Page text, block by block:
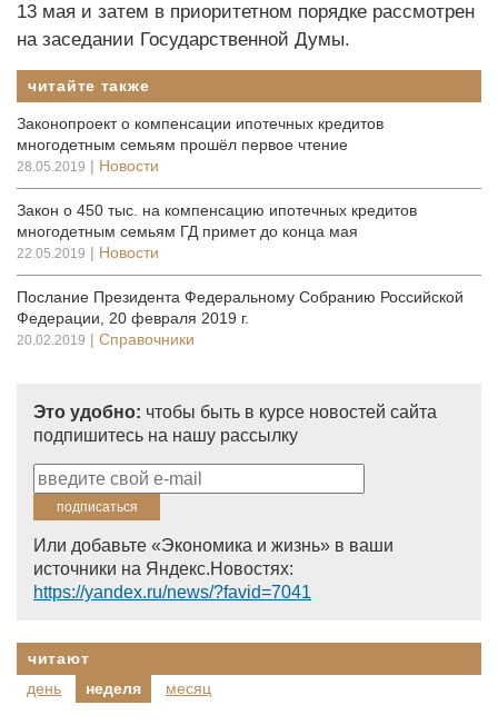
13 мая и затем в приоритетном порядке рассмотрен
на заседании Государственной Думы.
читайте также
Законопроект о компенсации ипотечных кредитов
многодетным семьям прошёл первое чтение
28.05.2019 | Новости
Закон о 450 тыс. на компенсацию ипотечных кредитов
многодетным семьям ГД примет до конца мая
22.05.2019 | Новости
Послание Президента Федеральному Собранию Российской
Федерации, 20 февраля 2019 г.
20.02.2019 | Справочники
Это удобно: чтобы быть в курсе новостей сайта
подпишитесь на нашу рассылку
Или добавьте «Экономика и жизнь» в ваши
источники на Яндекс.Новостях:
https://yandex.ru/news/?favid=7041
читают
день
неделя месяц